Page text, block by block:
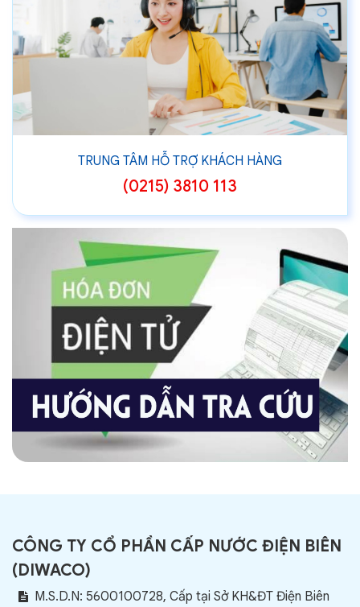
TRUNG TÂM HỖ TRỢ KHÁCH HÀNG
(0215) 3810 113
CÔNG TY CỔ PHẦN CẤP NƯỚC ĐIỆN BIÊN
(DIWACO)
M.S.D.N: 5600100728, Cấp tại Sở KH&ĐT Điện Biên